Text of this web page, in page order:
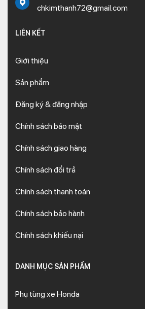
chkimthanh72@gmail.com
LIÊN KẾT
Giới thiệu
Sản phẩm
Đăng ký & đăng nhập
Chính sách bảo mật
Chính sách giao hàng
Chính sách đổi trả
Chính sách thanh toán
Chính sách bảo hành
Chính sách khiếu nại
DANH MỤC SẢN PHẨM
Phụ tùng xe Honda